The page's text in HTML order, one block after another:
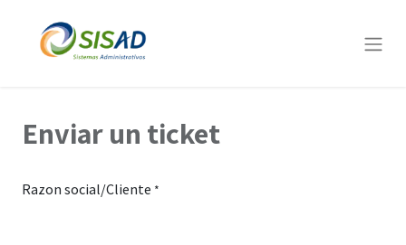
Enviar un ticket
Razon social/Cliente *